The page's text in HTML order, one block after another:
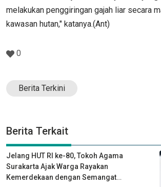
melakukan penggiringan gajah liar secara
kawasan hutan," katanya.(Ant)
0
Berita Terkini
Berita Terkait
Jelang HUT RI ke-80, Tokoh Agama
Surakarta Ajak Warga Rayakan
Kemerdekaan dengan Semangat